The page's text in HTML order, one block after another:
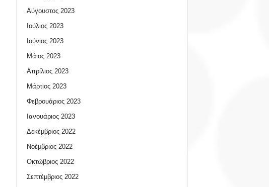
Αύγουστος 2023
Ιούλιος 2023
Ιούνιος 2023
Μάιος 2023
Απρίλιος 2023
Μάρτιος 2023
Φεβρουάριος 2023
Ιανουάριος 2023
Δεκέμβριος 2022
Νοέμβριος 2022
Οκτώβριος 2022
Σεπτέμβριος 2022